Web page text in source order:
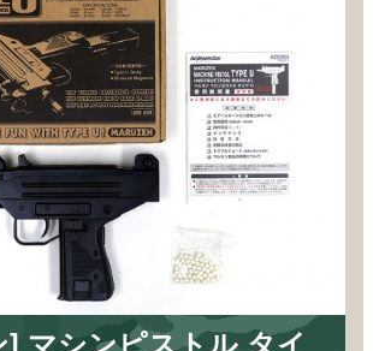
マシンピストル タイ